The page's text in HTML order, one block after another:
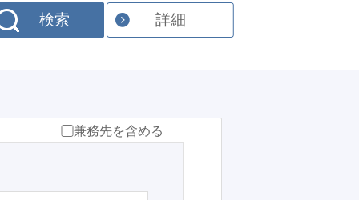
検索 詳細
兼務先を含める